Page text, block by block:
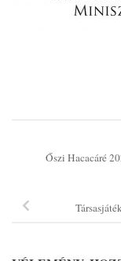
Őszi Hacacáré